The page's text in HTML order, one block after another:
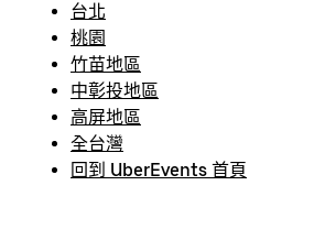
台北
桃園
竹苗地區
中彰投地區
高屏地區
全台灣
回到 UberEvents 首頁